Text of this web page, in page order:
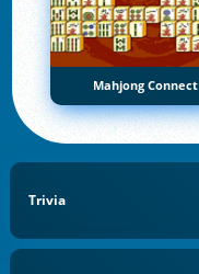
Mahjong Connect
Trivia